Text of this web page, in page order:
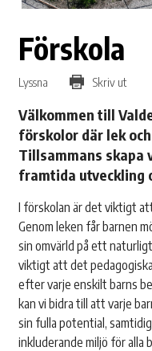
Förskola
Lyssna Skriv ut
Välkommen till
förskolor där lek
Tillsammans skapa
framtida utveckling
I förskolan är det viktigt
Genom leken får barnen
sin omvärld på ett
viktigt att det
efter varje enskilt barns
kan vi bidra till att varje
sin fulla potential,
inkluderande miljö för alla